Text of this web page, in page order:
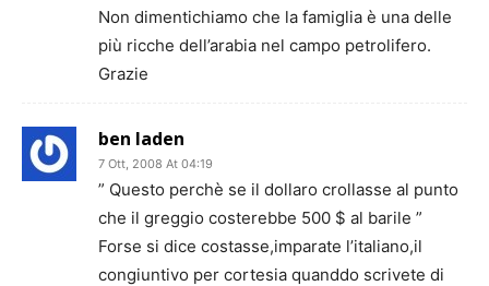
Non dimentichiamo che la famiglia è una delle
più ricche dell’arabia nel campo petrolifero.
Grazie
ben laden
7 Ott, 2008 At 04:19
” Questo perchè se il dollaro crollasse al punto
che il greggio costerebbe 500 $ al barile ”
Forse si dice costasse,imparate l’italiano,il
congiuntivo per cortesia quanddo scrivete di